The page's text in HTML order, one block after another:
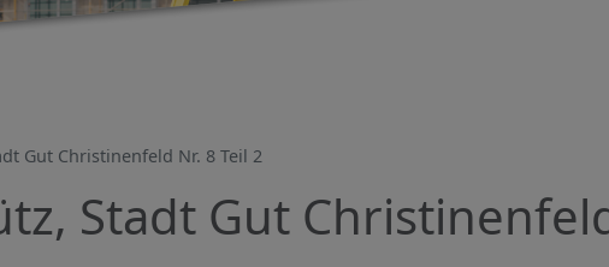
Gut Christinenfeld Nr. 8 Teil 2
Stadt Gut